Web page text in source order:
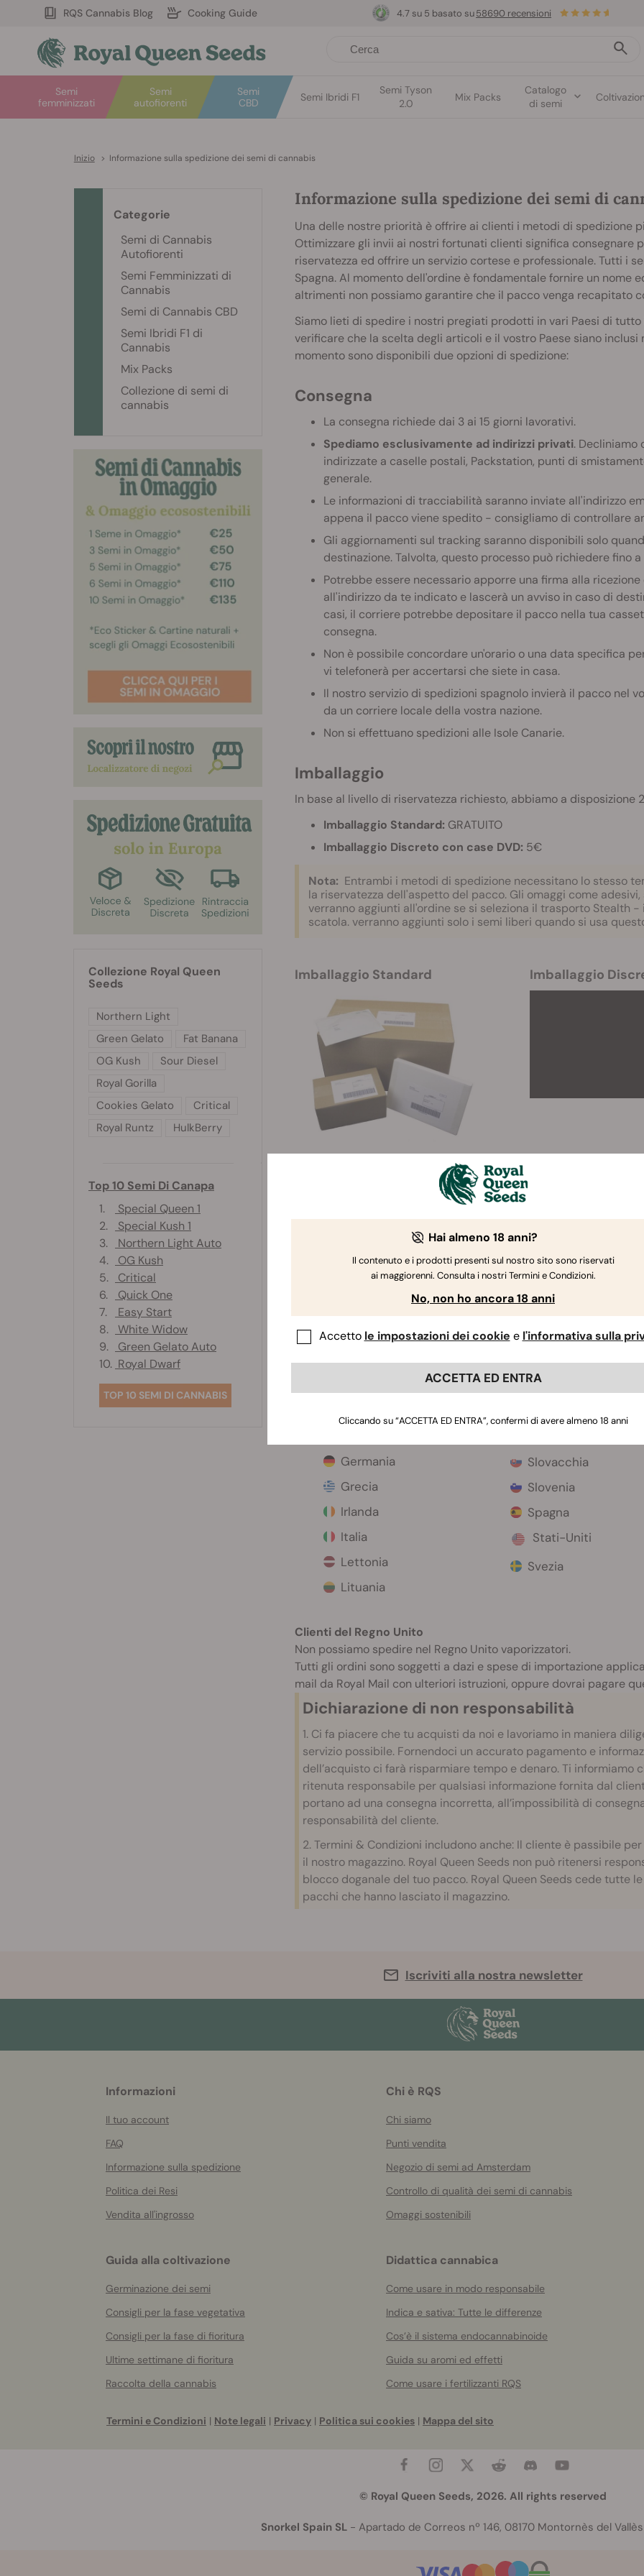
RQS Cannabis Blog Cooking Guide
Semi
autofiorenti
Semi
femminizzati
Semi
CBD
Semi Ibridi F1
Semi Tyson
2.0
Mix Packs
Catalogo
di semi
4.7 su 5 basato su58690 recensioni
Inizio > Informazione sulla spedizione dei semi di cannabis
Informazione sulla spedizione dei semi di
Una delle nostre priorità è offrire ai clienti i metodi di spedizione
Ottimizzare gli invii ai nostri fortunati clienti significa consegnare
riservatezza ed offrire un servizio cortese e professionale. Tutti i
Spagna. Al momento dell'ordine è fondamentale fornire un nome
altrimenti non possiamo garantire che il pacco venga recapitato
Siamo lieti di spedire i nostri pregiati prodotti in vari Paesi di
verificare che la scelta degli articoli e il vostro Paese siano
momento sono disponibili due opzioni di spedizione:
Consegna
La consegna richiede dai 3 ai 15 giorni lavorativi.
Spediamo esclusivamente ad indirizzi privati. Decliniamo
indirizzate a caselle postali, Packstation, punti di
generale.
Le informazioni di tracciabilità saranno inviate all'indirizzo
appena il pacco viene spedito - consigliamo di controllare
Gli aggiornamenti sul tracking saranno disponibili solo
destinazione. Talvolta, questo processo può richiedere fino
Potrebbe essere necessario apporre una firma alla
all'indirizzo da te indicato e lascerà un avviso in caso di
casi, il corriere potrebbe depositare il pacco nella tua
consegna.
Non è possibile concordare un'orario o una data specifica
vi telefonerà per accertarsi che siete in casa.
Il nostro servizio di spedizioni spagnolo invierà il pacco nel
da un corriere locale della vostra nazione.
Non si effettuano spedizioni alle Isole Canarie.
Imballaggio
In base al livello di riservatezza richiesto, abbiamo a disposizione
Imballaggio Standard: GRATUITO
Imballaggio Discreto con case DVD: 5€
Nota: Entrambi i metodi di spedizione necessitano lo stesso
la riservatezza dell'aspetto del pacco. Gli omaggi come
verranno aggiunti all'ordine se si seleziona il trasporto Stealth
scatola. verranno aggiunti solo i semi liberi quando si usa
Imballaggio Standard Imballaggio
Paesi in cui si effettua la spedizione
Se il vostro Paese non compare nella lista qui sotto, significa
Austria
Croazia
Danimarca
Germania
Grecia
Irlanda
Italia
Lettonia
Lituania
Lussemburgo
Polonia
Portogallo
Regno Unito
Slovacchia
Slovenia
Spagna
Stati-Uniti
Svezia
Clienti del Regno Unito
Non possiamo spedire nel Regno Unito vaporizzatori.
Tutti gli ordini sono soggetti a dazi e spese di importazione
mail da Royal Mail con ulteriori istruzioni, oppure dovrai pagare
Dichiarazione di non responsabilità
1. Ci fa piacere che tu acquisti da noi e lavoriamo in maniera
servizio possibile. Fornendoci un accurato pagamento e
dell’acquisto ci farà risparmiare tempo e denaro. Ti informiamo
ritenuta responsabile per qualsiasi informazione fornita dal
portano ad una consegna incorretta, all’impossibilità di
responsabilità del cliente.
2. Termini & Condizioni includono anche: Il cliente è passibile
il nostro magazzino. Royal Queen Seeds non può ritenersi
blocco doganale del tuo pacco. Royal Queen Seeds cede tutte
pacchi che hanno lasciato il magazzino.
Categorie
Semi di Cannabis
Autofiorenti
Semi Femminizzati di
Cannabis
Semi di Cannabis CBD
Semi Ibridi F1 di
Cannabis
Mix Packs
Collezione di semi di
cannabis
Collezione Royal Queen
Seeds
Northern Light
Green Gelato
Fat Banana
OG Kush
Sour Diesel
Royal Gorilla
Cookies Gelato
Critical
Royal Runtz
HulkBerry
Top 10 Semi Di Canapa
1.
Special Queen 1
2.
Special Kush 1
3.
Northern Light Auto
4.
OG Kush
5.
Critical
6.
Quick One
7.
Easy Start
8.
White Widow
9.
Green Gelato Auto
10. Royal Dwarf
TOP 10 SEMI DI CANNABIS
Iscriviti alla nostra newsletter
Informazioni
Il tuo account
FAQ
Informazione sulla spedizione
Politica dei Resi
Vendita all'ingrosso
Chi è RQS
Chi siamo
Punti vendita
Negozio di semi ad Amsterdam
Controllo di qualità dei semi di cannabis
Omaggi sostenibili
Guida alla coltivazione
Germinazione dei semi
Consigli per la fase vegetativa
Consigli per la fase di fioritura
Ultime settimane di fioritura
Raccolta della cannabis
Didattica cannabica
Come usare in modo responsabile
Indica e sativa: Tutte le differenze
Cos’è il sistema endocannabinoide
Guida su aromi ed effetti
Come usare i fertilizzanti RQS
Termini e Condizioni | Note legali | Privacy | Politica sui cookies | Mappa del sito
© Royal Queen Seeds, 2026. All rights reserved
Snorkel Spain SL - Apartado de Correos nº 146, 08170 Montornès del
Hai almeno 18 anni?
Il contenuto e i prodotti presenti sul nostro sito sono riservati
ai maggiorenni. Consulta i nostri Termini e Condizioni.
No, non ho ancora 18 anni
Accetto le impostazioni dei cookie e l'informativa sulla
ACCETTA ED ENTRA
Cliccando su “ACCETTA ED ENTRA”, confermi di avere almeno 18 anni